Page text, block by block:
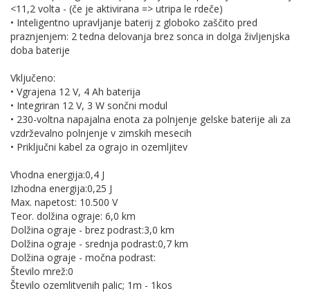
<11,2 volta - (če je aktivirana => utripa le rdeče)
• Inteligentno upravljanje baterij z globoko zaščito pred
praznjenjem: 2 tedna delovanja brez sonca in dolga življenjska
doba baterije
Vključeno:
• Vgrajena 12 V, 4 Ah baterija
• Integriran 12 V, 3 W sončni modul
• 230-voltna napajalna enota za polnjenje gelske baterije ali za
vzdrževalno polnjenje v zimskih mesecih
• Priključni kabel za ograjo in ozemljitev
Vhodna energija:0,4 J
Izhodna energija:0,25 J
Max. napetost: 10.500 V
Teor. dolžina ograje: 6,0 km
Dolžina ograje - brez podrast:3,0 km
Dolžina ograje - srednja podrast:0,7 km
Dolžina ograje - močna podrast:
Število mrež:0
Število ozemlitvenih palic; 1m - 1kos